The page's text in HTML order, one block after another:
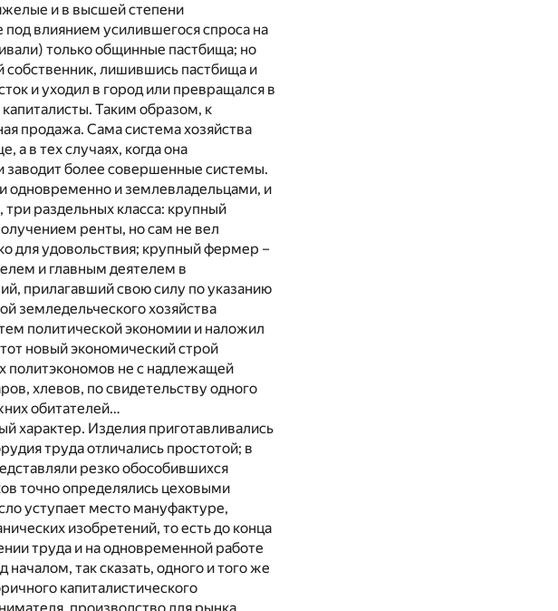
и в высшей степени
влиянием усилившегося спроса на
только общинные пастбища; но
собственник, лишившись пастбища и
и уходил в город или превращался в
Таким образом, к
продажа. Сама система хозяйства
а в тех случаях, когда она
заводит более совершенные системы.
одновременно и землевладельцами, и
раздельных класса: крупный
ренты, но сам не вел
для удовольствия; крупный фермер –
и главным деятелем в
прилагавший свою силу по указанию
земледельческого хозяйства
политической экономии и наложил
новый экономический строй
политэкономов не с надлежащей
хлевов, по свидетельству одного
обитателей…
характер. Изделия приготавливались
труда отличались простотой; в
резко обособившихся
точно определялись цеховыми
уступает место мануфактуре,
изобретений, то есть до конца
труда и на одновременной работе
так сказать, одного и того же
капиталистического